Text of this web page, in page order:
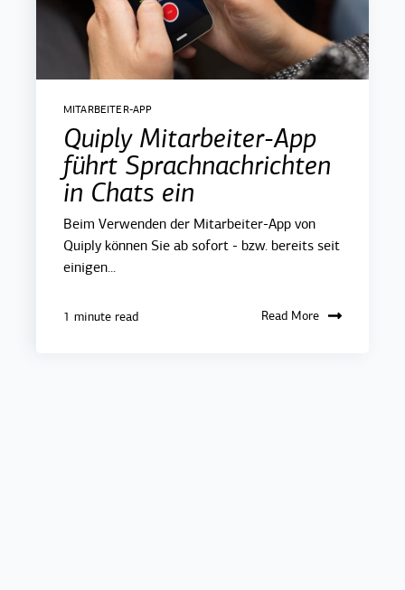
MITARBEITER-APP
Quiply Mitarbeiter-App
führt Sprachnachrichten
in Chats ein
Beim Verwenden der Mitarbeiter-App von
Quiply können Sie ab sofort - bzw. bereits seit
einigen...
1 minute read Read More